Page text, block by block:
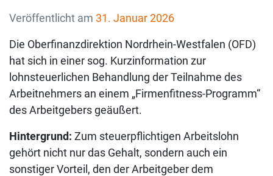
Veröffentlicht am 31. Januar 2026
Die Oberfinanzdirektion Nordrhein-Westfalen (OFD)
hat sich in einer sog. Kurzinformation zur
lohnsteuerlichen Behandlung der Teilnahme des
Arbeitnehmers an einem „Firmenfitness-Programm“
des Arbeitgebers geäußert.
Hintergrund: Zum steuerpflichtigen Arbeitslohn
gehört nicht nur das Gehalt, sondern auch ein
sonstiger Vorteil, den der Arbeitgeber dem